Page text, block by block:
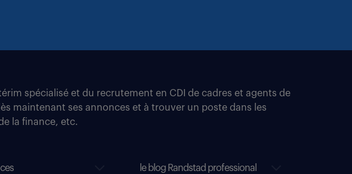
spécialisé et du recrutement en CDI de cadres et agents de
maintenant ses annonces et à trouver un poste dans les
la finance, etc.
le blog Randstad professional